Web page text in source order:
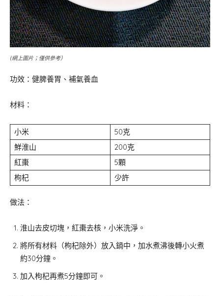
(網上圖片；僅供參考）
功效：健脾養胃、補氣養血
材料：
小米
50克
鮮淮山
200克
紅棗
5顆
枸杞
少許
做法：
淮山去皮切塊，紅棗去核，小米洗淨。
將所有材料（枸杞除外）放入鍋中，加水煮沸後轉小火煮
約30分鐘。
加入枸杞再煮5分鐘即可。